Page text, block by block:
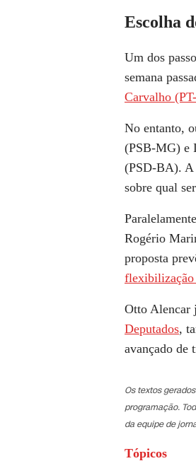
Escolha
Um dos
semana
Carvalho
No entanto,
(PSB-MG) e
(PSD-BA). A
sobre qual
Rogério
proposta
flexibilização
Otto Alencar
Deputados,
avançado de
Os textos
programação.
da equipe de
Tópicos